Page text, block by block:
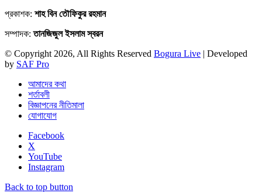
প্রকাশক: শাহ বিন তৌফিকুর রহমান
সম্পাদক:তানজিজুল ইসলাম স্বরন
© Copyright 2026, All Rights Reserved Bogura Live | Developed
by SAF Pro
আমাদের কথা
শর্তাবলী
বিজ্ঞাপনের নীতিমালা
যোগাযোগ
Facebook
X
YouTube
Instagram
Back to top button